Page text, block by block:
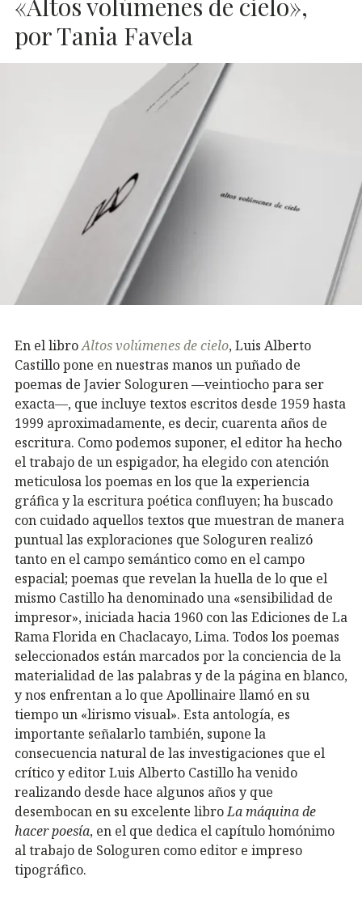
por Tania Favela
En el libroAltos volúmenes de cielo, Luis Alberto
Castillo pone en nuestras manos un puñado de
poemas de Javier Sologuren —veintiocho para ser
exacta—, que incluye textos escritos desde 1959 hasta
1999 aproximadamente, es decir, cuarenta años de
escritura. Como podemos suponer, el editor ha hecho
el trabajo de un espigador, ha elegido con atención
meticulosa los poemas en los que la experiencia
gráfica y la escritura poética confluyen; ha buscado
con cuidado aquellos textos que muestran de manera
puntual las exploraciones que Sologuren realizó
tanto en el campo semántico como en el campo
espacial; poemas que revelan la huella de lo que el
mismo Castillo ha denominado una «sensibilidad de
impresor», iniciada hacia 1960 con las Ediciones de La
Rama Florida en Chaclacayo, Lima. Todos los poemas
seleccionados están marcados por la conciencia de la
materialidad de las palabras y de la página en blanco,
y nos enfrentan a lo que Apollinaire llamó en su
tiempo un «lirismo visual». Esta antología, es
importante señalarlo también, supone la
consecuencia natural de las investigaciones que el
crítico y editor Luis Alberto Castillo ha venido
realizando desde hace algunos años y que
desembocan en su excelente libro La máquina de
hacer poesía, en el que dedica el capítulo homónimo
al trabajo de Sologuren como editor e impreso
tipográfico.